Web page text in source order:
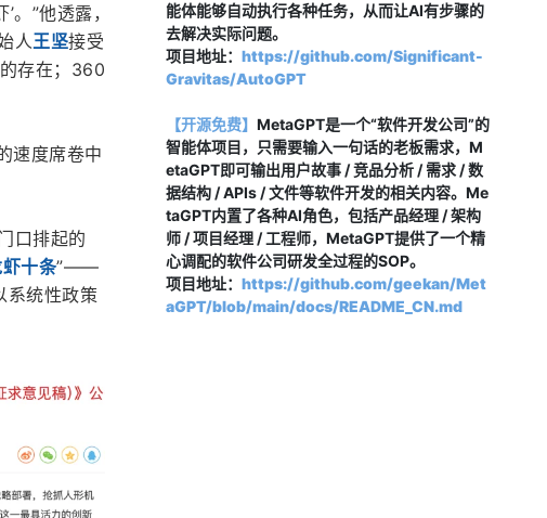
。”他透露，
人王坚接受
存在；360
速度席卷中
口排起的
十条”——
系统性政策
能体能够自动执行各种任务，从而让AI有步骤的
去解决实际问题。
项目地址： https://github.com/Significant-
Gravitas/AutoGPT
【开源免费】 MetaGPT是一个“软件开发公司”的
智能体项目，只需要输入一句话的老板需求，M
etaGPT即可输出用户故事 / 竞品分析 / 需求 / 数
据结构 / APIs / 文件等软件开发的相关内容。Me
taGPT内置了各种AI角色，包括产品经理 / 架构
师 / 项目经理 / 工程师，MetaGPT提供了一个精
心调配的软件公司研发全过程的SOP。
项目地址： https://github.com/geekan/Met
aGPT/blob/main/docs/README_CN.md